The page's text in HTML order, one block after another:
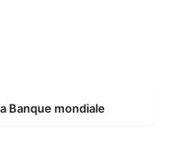
Banque mondiale